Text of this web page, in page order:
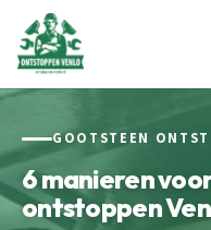
GOOTSTEEN
6 manieren
ontstoppen